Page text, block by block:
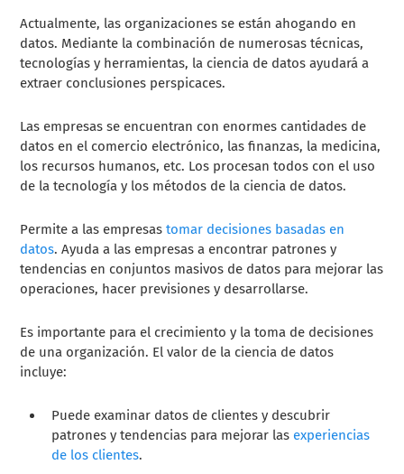
Actualmente, las organizaciones se están ahogando en
datos. Mediante la combinación de numerosas técnicas,
tecnologías y herramientas, la ciencia de datos ayudará a
extraer conclusiones perspicaces.
Las empresas se encuentran con enormes cantidades de
datos en el comercio electrónico, las finanzas, la medicina,
los recursos humanos, etc. Los procesan todos con el uso
de la tecnología y los métodos de la ciencia de datos.
Permite a las empresastomar decisiones basadas en
datos. Ayuda a las empresas a encontrar patrones y
tendencias en conjuntos masivos de datos para mejorar las
operaciones, hacer previsiones y desarrollarse.
Es importante para el crecimiento y la toma de decisiones
de una organización. El valor de la ciencia de datos
incluye:
Puede examinar datos de clientes y descubrir
patrones y tendencias para mejorar las experiencias
de los clientes.